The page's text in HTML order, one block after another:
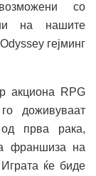
со
на нашите
гејминг
акциона RPG
доживуваат
прва рака,
франшиза на
ќе биде